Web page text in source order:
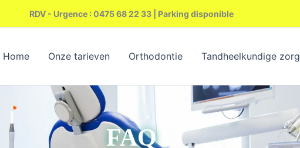
RDV - Urgence : 0475 68 22 33 | Parking disponible
Home Onze tarieven Orthodontie Tandheelkundige zorg
FAQ